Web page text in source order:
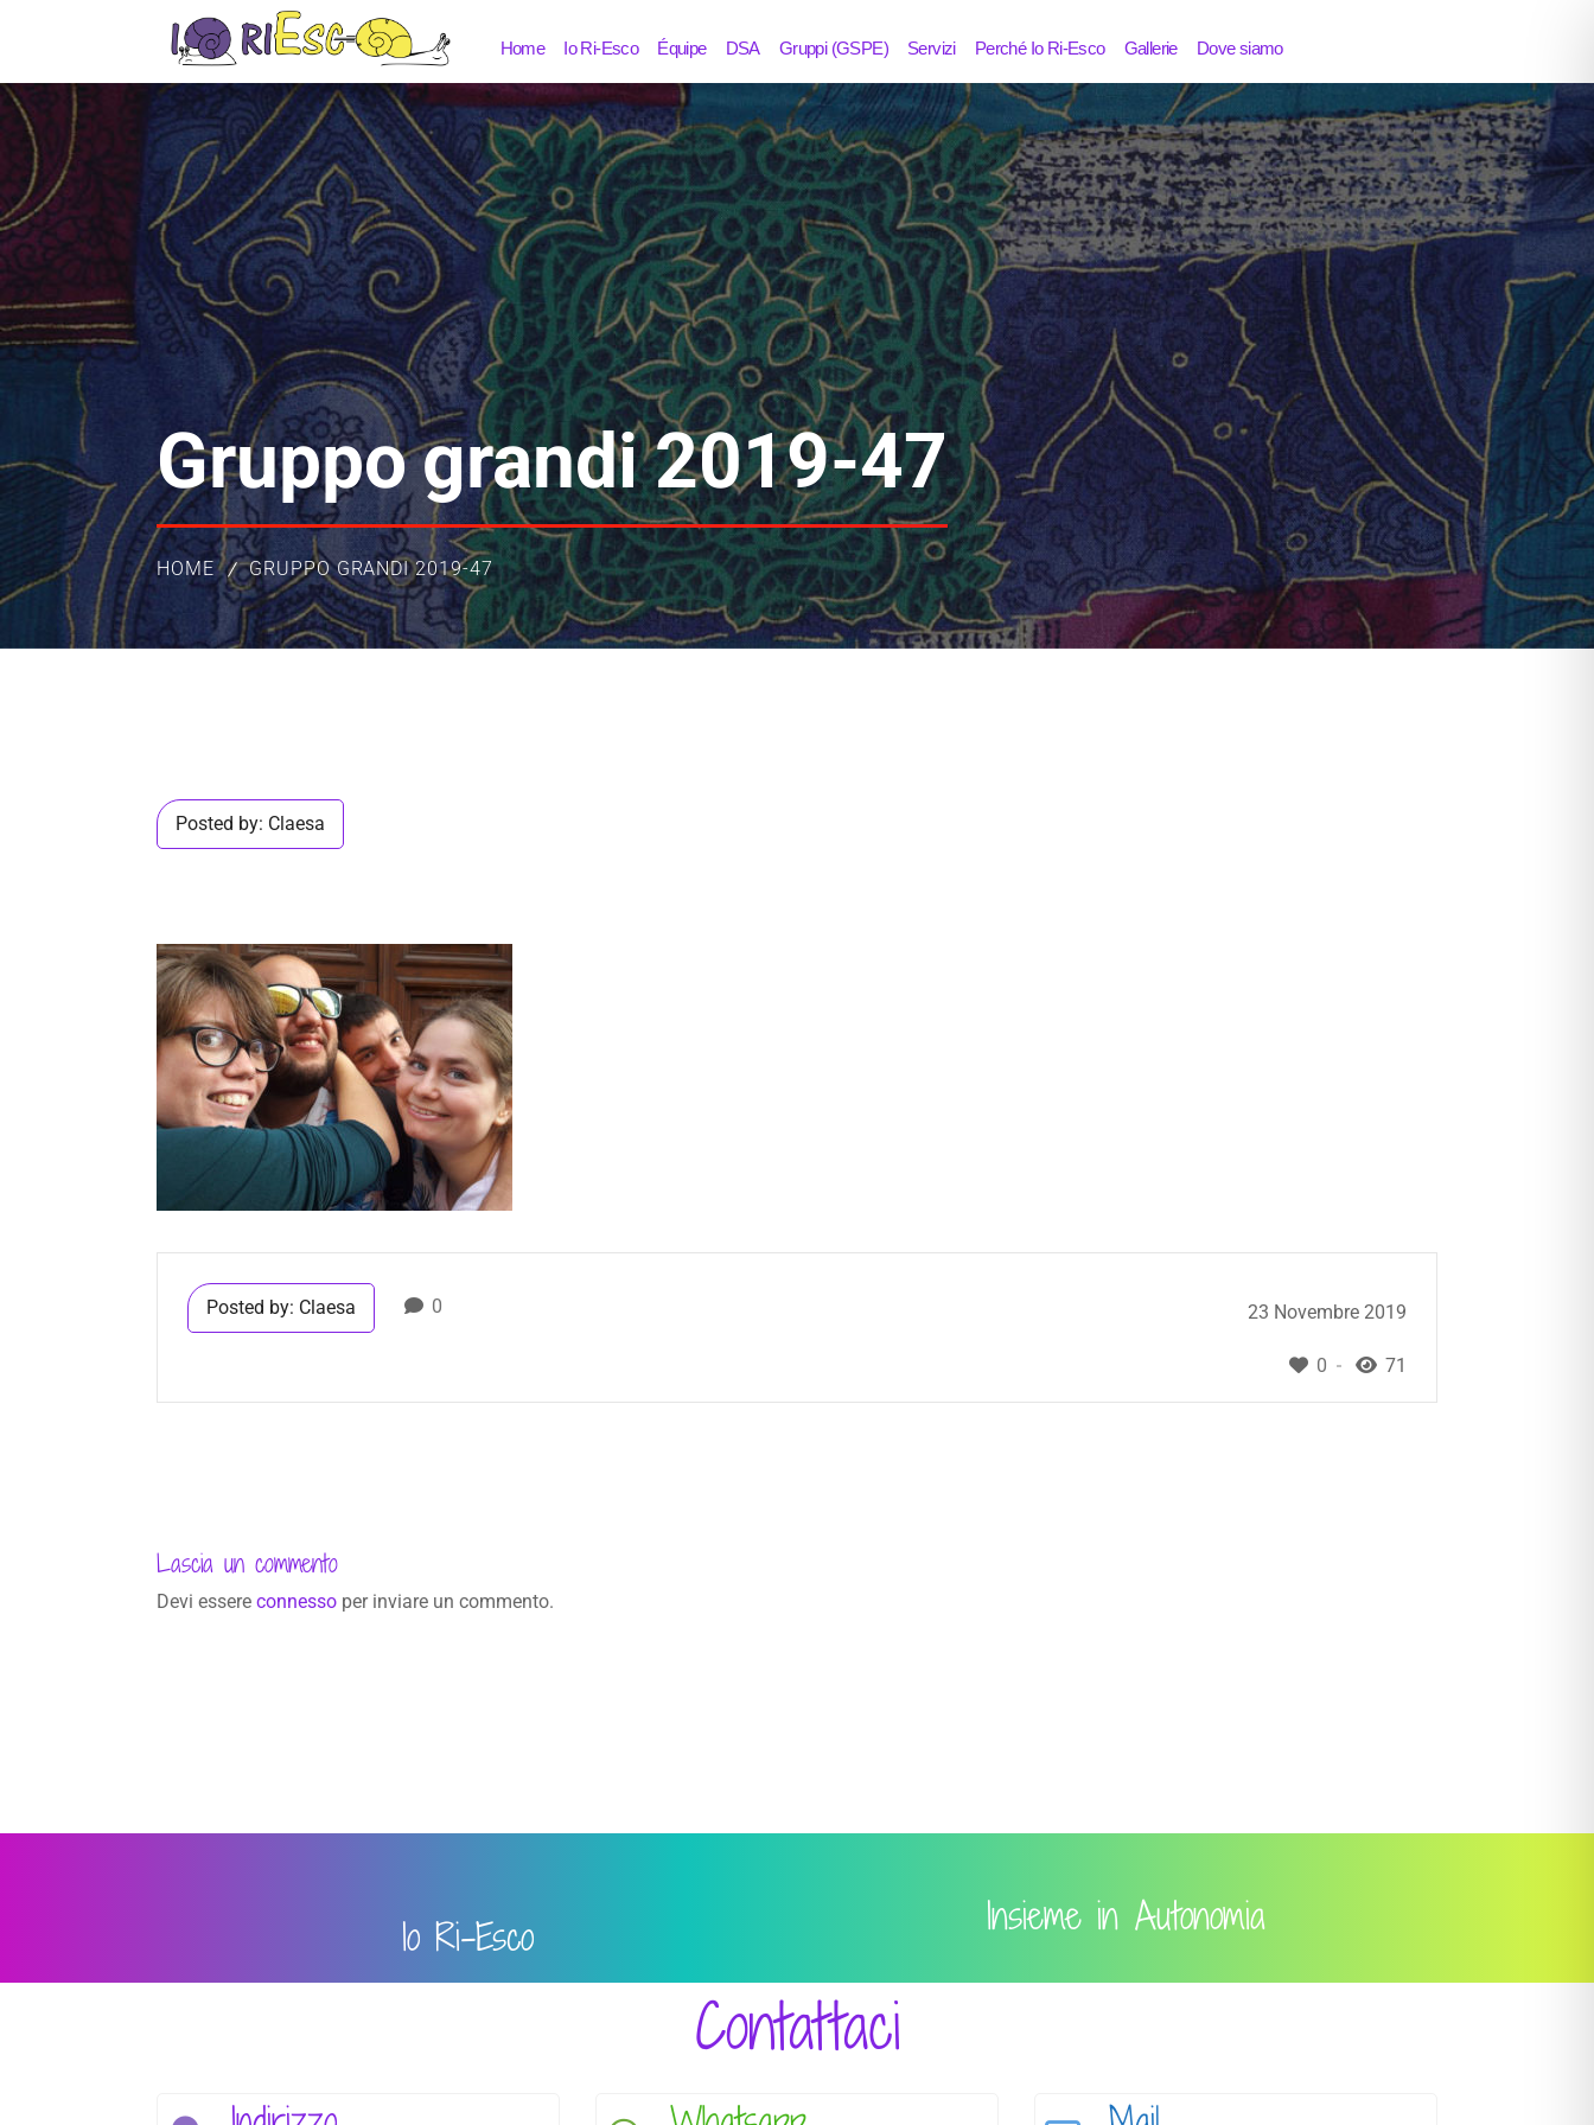
Home Io Ri-Esco Équipe DSA Gruppi (GSPE) Servizi Perché Io Ri-Esco Gallerie Dove siamo
Gruppo grandi 2019-47
HOME GRUPPO GRANDI 2019-47
Posted by: Claesa
Posted by: Claesa 23 Novembre 2019
0
0 71
Lascia un commento
Devi essere connesso per inviare un commento.
Io Ri-Esco Insieme in Autonomia
Contattaci